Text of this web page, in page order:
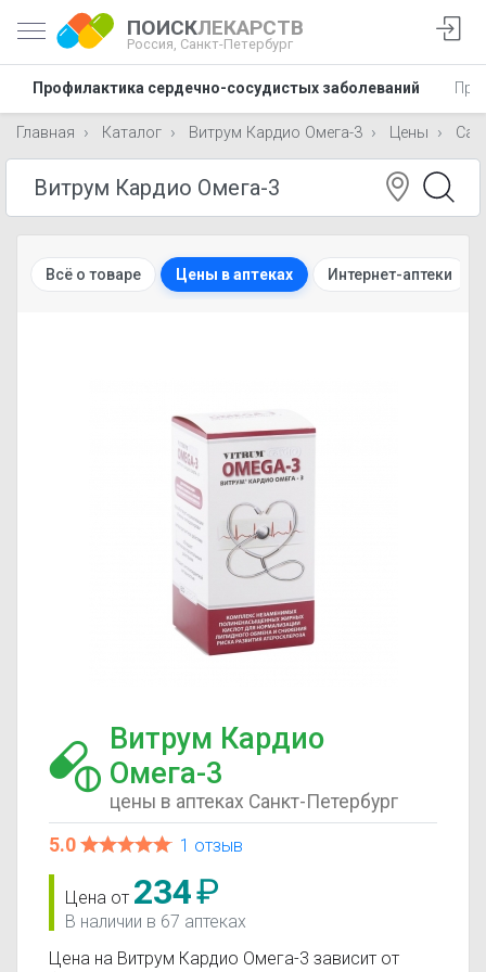
ПОИСКЛЕКАРСТВ
Россия, Санкт-Петербург
Профилактика сердечно-сосудистых заболеваний
Главная Каталог Витрум Кардио Омега-3 Цены
Всё о товаре Цены в аптеках Интернет-аптеки
Витрум Кардио
Омега-3
цены в аптеках Санкт-Петербург
5.0 1 отзыв
Цена от 234₽
В наличии в 67 аптеках
Цена на Витрум Кардио Омега-3 зависит от